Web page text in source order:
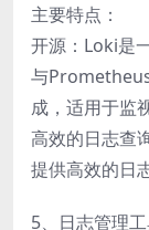
主要特点：
开源：Loki是
与
成，适用于监
高效的日志查
提供高效的日
5、日志管理